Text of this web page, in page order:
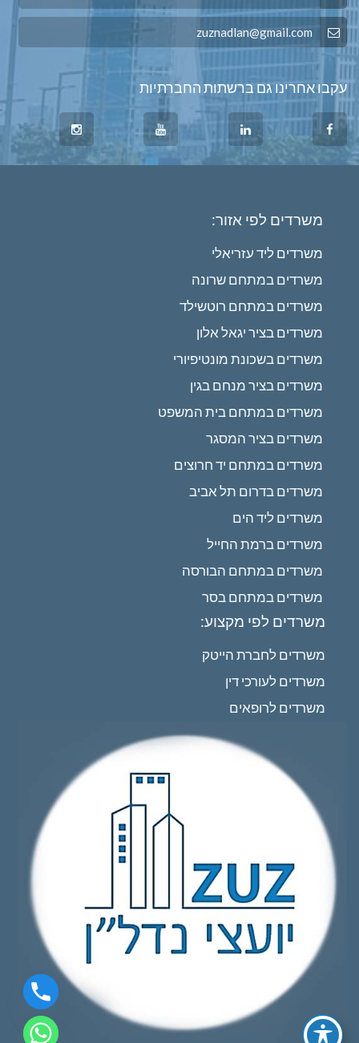
עקבו אחרינו גם ברשתות החברתיות
משרדים לפי אזור:
משרדים ליד עזריאלי
משרדים במתחם שרונה
משרדים במתחם רוטשילד
משרדים בציר יגאל אלון
משרדים בשכונת מונטיפיורי
משרדים בציר מנחם בגין
משרדים במתחם בית המשפט
משרדים בציר המסגר
משרדים במתחם יד חרוצים
משרדים בדרום תל אביב
משרדים ליד הים
משרדים ברמת החייל
משרדים במתחם הבורסה
משרדים במתחם בסר
משרדים לפי מקצוע:
משרדים לחברת הייטק
משרדים לעורכי דין
משרדים לרופאים